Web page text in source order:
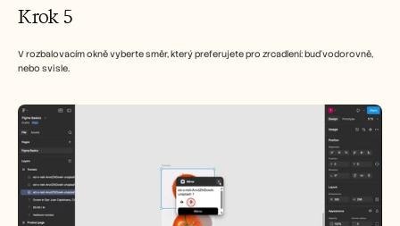
Krok 5
V rozbalovacím okně vyberte směr, který preferujete pro zrcadlení: buď vodorovně,
nebo svisle.